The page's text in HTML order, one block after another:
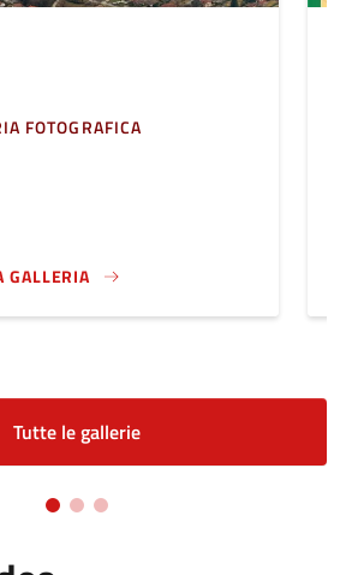
FOTOGRAFICA
GALLERIA
Tutte le gallerie